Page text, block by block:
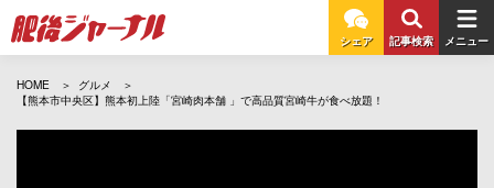
シェア 記事検索 メニュー
HOME
グルメ
【熊本市中央区】熊本初上陸「宮崎肉本舗 」で高品質宮崎牛が食べ放題！